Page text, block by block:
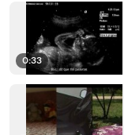
0:33